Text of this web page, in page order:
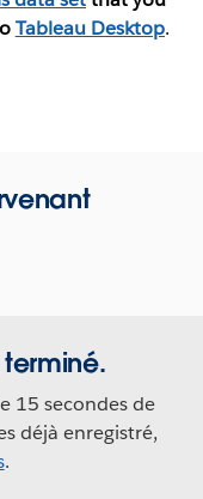
Tableau Desktop.
15 secondes de
déjà enregistré,
.